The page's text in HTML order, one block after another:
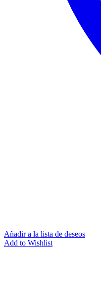
Añadir a la lista de deseos
Add to Wishlist